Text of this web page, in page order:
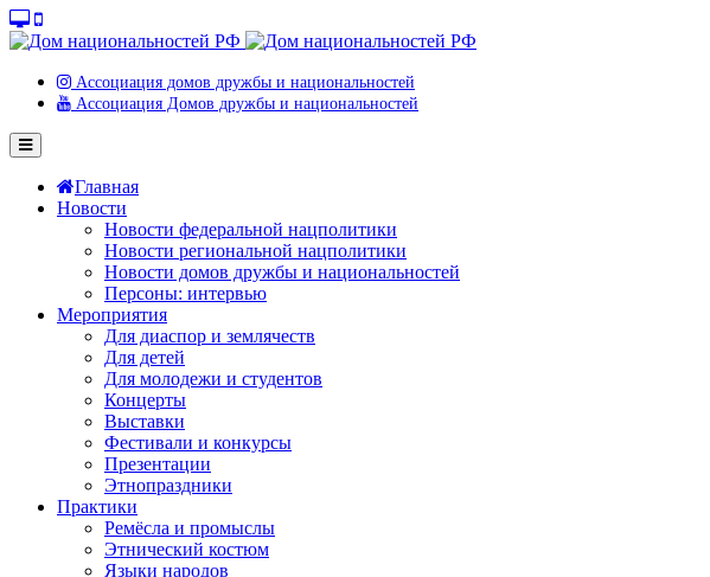
Ассоциация домов дружбы и национальностей
Ассоциация Домов дружбы и национальностей
Главная
Новости
Новости федеральной нацполитики
Новости региональной нацполитики
Новости домов дружбы и национальностей
Персоны: интервью
Мероприятия
Для диаспор и землячеств
Для детей
Для молодежи и студентов
Концерты
Выставки
Фестивали и конкурсы
Презентации
Этнопраздники
Практики
Ремёсла и промыслы
Этнический костюм
Языки народов